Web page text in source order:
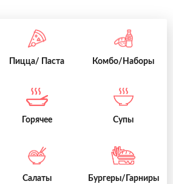
Пицца/ Паста Комбо/Наборы
Горячее Супы
Салаты Бургеры/Гарниры